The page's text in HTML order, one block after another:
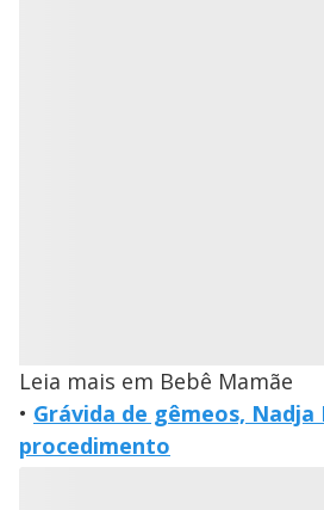
Leia mais em Bebê Mamãe
• Grávida de gêmeos, Nadja
procedimento